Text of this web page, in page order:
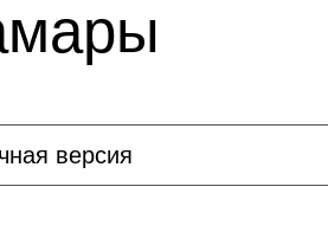
версия